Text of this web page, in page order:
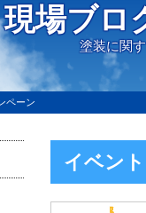
現場ブロ
塗装に関
ペーン
イベン